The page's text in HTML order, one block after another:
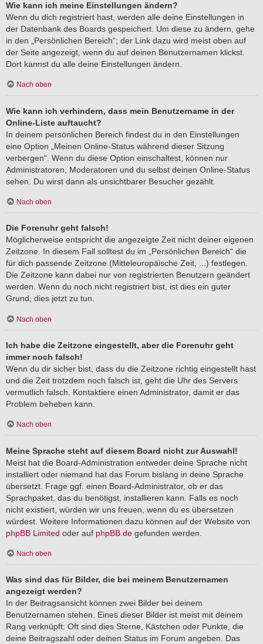
Wie kann ich meine Einstellungen ändern?
Wenn du dich registriert hast, werden alle deine Einstellungen in
der Datenbank des Boards gespeichert. Um diese zu ändern, gehe
in den „Persönlichen Bereich“; der Link dazu wird meist oben auf
der Seite angezeigt, wenn du auf deinen Benutzernamen klickst.
Dort kannst du alle deine Einstellungen ändern.
Nach oben
Wie kann ich verhindern, dass mein Benutzername in der
Online-Liste auftaucht?
In deinem persönlichen Bereich findest du in den Einstellungen
eine Option „Meinen Online-Status während dieser Sitzung
verbergen“. Wenn du diese Option einschaltest, können nur
Administratoren, Moderatoren und du selbst deinen Online-Status
sehen. Du wirst dann als unsichtbarer Besucher gezählt.
Nach oben
Die Forenuhr geht falsch!
Möglicherweise entspricht die angezeigte Zeit nicht deiner eigenen
Zeitzone. In diesem Fall solltest du im „Persönlichen Bereich“ die
für dich passende Zeitzone (Mitteleuropäische Zeit, ...) festlegen.
Die Zeitzone kann dabei nur von registrierten Benutzern geändert
werden. Wenn du noch nicht registriert bist, ist dies ein guter
Grund, dies jetzt zu tun.
Nach oben
Ich habe die Zeitzone eingestellt, aber die Forenuhr geht
immer noch falsch!
Wenn du dir sicher bist, dass du die Zeitzone richtig eingestellt hast
und die Zeit trotzdem noch falsch ist, geht die Uhr des Servers
vermutlich falsch. Kontaktiere einen Administrator, damit er das
Problem beheben kann.
Nach oben
Meine Sprache steht auf diesem Board nicht zur Auswahl!
Meist hat die Board-Administration entweder deine Sprache nicht
installiert oder niemand hat das Forum bislang in deine Sprache
übersetzt. Frage ggf. einen Board-Administrator, ob er das
Sprachpaket, das du benötigst, installieren kann. Falls es noch
nicht existiert, würden wir uns freuen, wenn du es übersetzen
würdest. Weitere Informationen dazu können auf der Website von
phpBB Limited oder auf phpBB.de gefunden werden.
Nach oben
Was sind das für Bilder, die bei meinem Benutzernamen
angezeigt werden?
In der Beitragsansicht können zwei Bilder bei deinem
Benutzernamen stehen. Eines dieser Bilder ist meist mit deinem
Rang verknüpft: Oft sind dies Sterne, Kästchen oder Punkte, die
deine Beitragszahl oder deinen Status im Forum angeben. Das